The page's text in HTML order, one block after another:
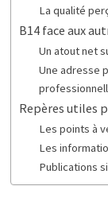
La qualité
B14 face aux
Un atout net
Une adresse
Repères utiles
Les points à
Les
Publications